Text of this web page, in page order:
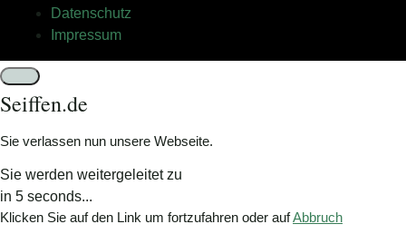
Datenschutz
Impressum
Schließen
Seiffen.de
Sie verlassen nun unsere Webseite.
Sie werden weitergeleitet zu
in 5 seconds...
Klicken Sie auf den Link um fortzufahren oder aufAbbruch